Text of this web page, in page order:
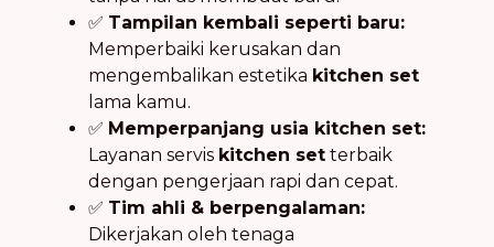
✅ Tampilan kembali seperti baru:
Memperbaiki kerusakan dan
mengembalikan estetika kitchen set
lama kamu.
✅ Memperpanjang usia kitchen set:
Layanan servis kitchen set terbaik
dengan pengerjaan rapi dan cepat.
✅ Tim ahli & berpengalaman:
Dikerjakan oleh tenaga